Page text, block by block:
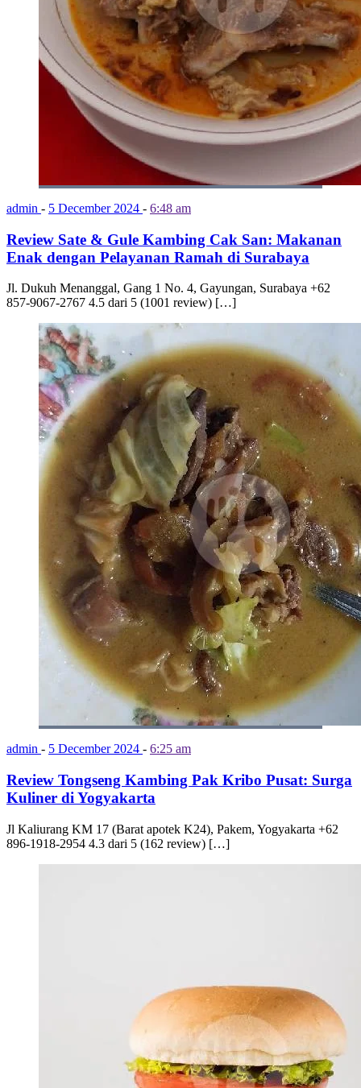
admin - 5 December 2024 - 6:48 am
Review Sate & Gule Kambing Cak San: Makanan
Enak dengan Pelayanan Ramah di Surabaya
Jl. Dukuh Menanggal, Gang 1 No. 4, Gayungan, Surabaya +62
857-9067-2767 4.5 dari 5 (1001 review) […]
admin - 5 December 2024 - 6:25 am
Review Tongseng Kambing Pak Kribo Pusat: Surga
Kuliner di Yogyakarta
Jl Kaliurang KM 17 (Barat apotek K24), Pakem, Yogyakarta +62
896-1918-2954 4.3 dari 5 (162 review) […]